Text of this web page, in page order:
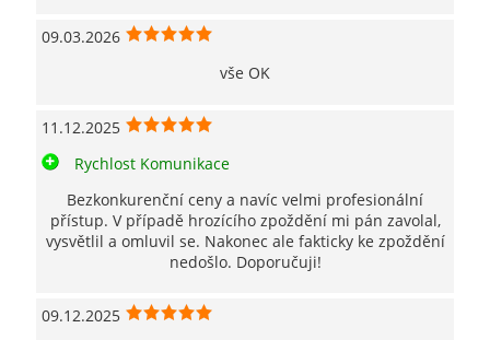
09.03.2026
vše OK
11.12.2025
Rychlost Komunikace
Bezkonkurenční ceny a navíc velmi profesionální
přístup. V případě hrozícího zpoždění mi pán zavolal,
vysvětlil a omluvil se. Nakonec ale fakticky ke zpoždění
nedošlo. Doporučuji!
09.12.2025